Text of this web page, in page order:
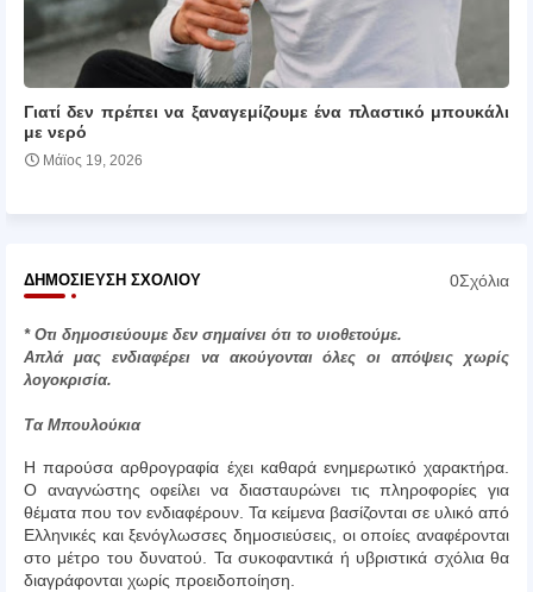
Γιατί δεν πρέπει να ξαναγεμίζουμε ένα πλαστικό μπουκάλι
με νερό
Μάϊος 19, 2026
ΔΗΜΟΣΊΕΥΣΗ ΣΧΟΛΊΟΥ 0Σχόλια
* Οτι δημοσιεύουμε δεν σημαίνει ότι το υιοθετούμε.
Απλά μας ενδιαφέρει να ακούγονται όλες οι απόψεις χωρίς
λογοκρισία.
Τα Μπουλούκια
Η παρούσα αρθρογραφία έχει καθαρά ενημερωτικό χαρακτήρα.
Ο αναγνώστης οφείλει να διασταυρώνει τις πληροφορίες για
θέματα που τον ενδιαφέρουν. Τα κείμενα βασίζονται σε υλικό από
Ελληνικές και ξενόγλωσσες δημοσιεύσεις, οι οποίες αναφέρονται
στο μέτρο του δυνατού. Τα συκοφαντικά ή υβριστικά σχόλια θα
διαγράφονται χωρίς προειδοποίηση.